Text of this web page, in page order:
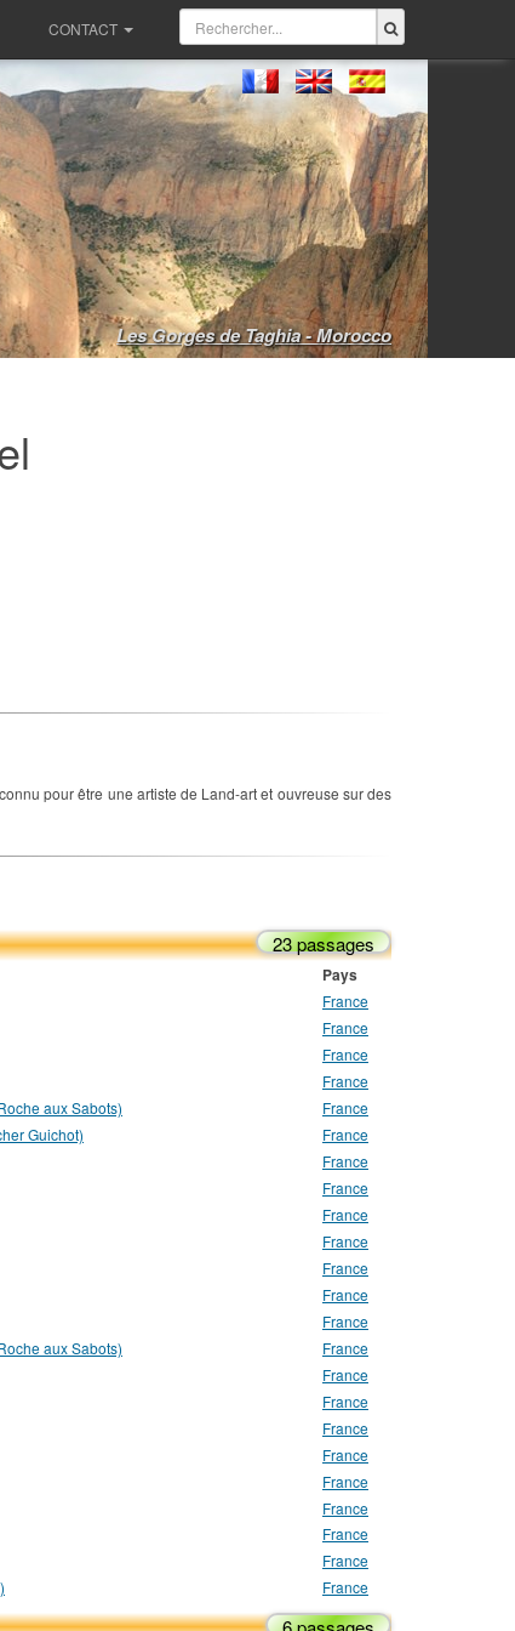
CONTACT
Les Gorges de Taghia - Morocco
pour être une artiste de Land-art et ouvreuse sur des
23 passages
Pays
France
France
France
France
aux Sabots)
France
Guichot)
France
France
France
France
France
France
France
France
aux Sabots)
France
France
France
France
France
France
France
France
France
France